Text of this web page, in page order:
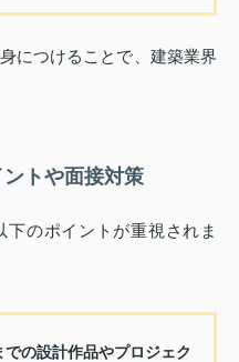
につけることで、建築業界
トや面接対策
のポイントが重視されま
での設計作品やプロジェク